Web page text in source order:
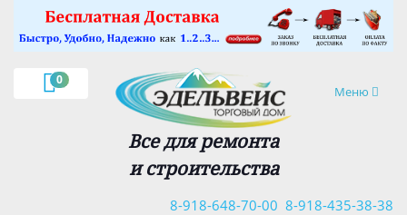
0
Навигация
Меню
Все для ремонта
и строительства
8-918-435-38-38
8-918-648-70-00
×